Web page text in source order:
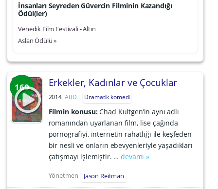
İnsanları Seyreden Güvercin Filminin Kazandığı
Ödül(ler)
Venedik Film Festivali - Altın
Aslan Ödülü »
169 Erkekler, Kadınlar ve Çocuklar
2014 ABD Dramatik komedi
Filmin konusu:Chad Kultgen’in aynı adlı
romanından uyarlanan film, lise çağında
pornografiyi, internetin rahatlığı ile keşfeden
bir nesli ve onların ebevyenleriyle yaşadıkları
çatışmayı işlemiştir. …devamı »
Yönetmen Jason Reitman